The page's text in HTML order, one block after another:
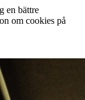
en bättre
om cookies på